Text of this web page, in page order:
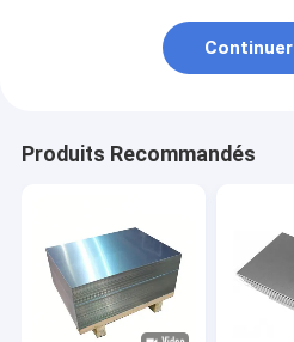
Continuer
Produits Recommandés